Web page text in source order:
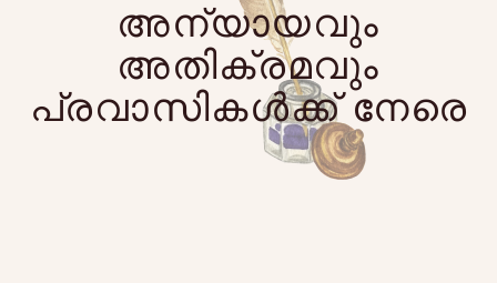
അന്യായവും
അതിക്രമവും
പ്രവാസികൾക്ക് നേരെ